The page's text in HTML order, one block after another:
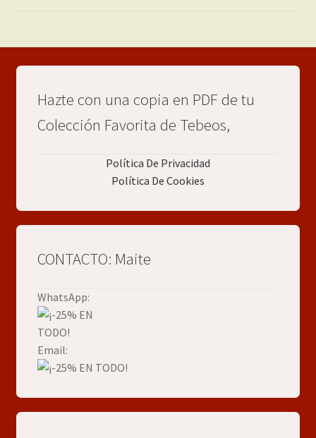
Hazte con una copia en PDF de tu
Colección Favorita de Tebeos,
Política De Privacidad
Política De Cookies
CONTACTO: Maite
WhatsApp:
Email: